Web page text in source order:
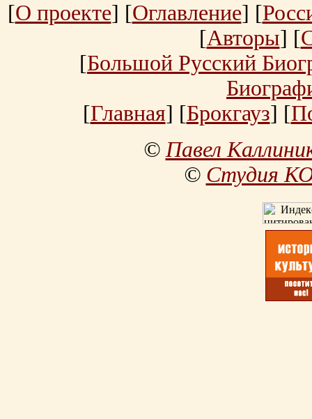
[О проекте] [Оглавление] [
[Авторы] [
[Большой Русский
[Главная] [Брокгауз] [
©Павел
© Студия